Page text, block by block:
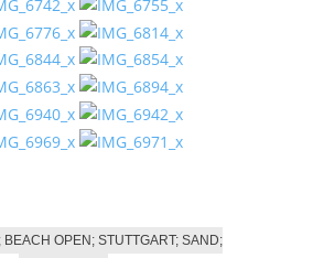
OPEN; STUTTGART; SAND;